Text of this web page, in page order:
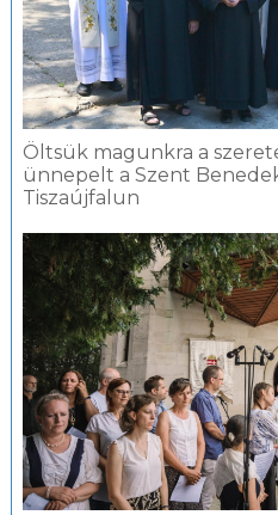
Öltsük magunkra a
ünnepelt a Szent
Tiszaújfalun